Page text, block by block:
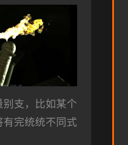
支，比如某个
完统统不同式